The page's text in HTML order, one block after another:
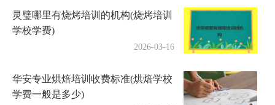
灵璧哪里有烧烤培训的机构(烧烤培训
学校学费)
2026-03-16
华安专业烘焙培训收费标准(烘焙学校
学费一般是多少)